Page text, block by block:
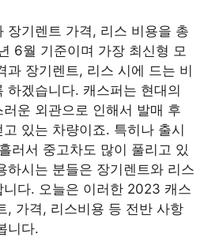
장기렌트 가격, 리스 비용을 총
6월 기준이며 가장 최신형 모
과 장기렌트, 리스 시에 드는 비
하겠습니다. 캐스퍼는 현대의
운 외관으로 인해서 발매 후
있는 차량이죠. 특히나 출시
러서 중고차도 많이 풀리고 있
하시는 분들은 장기렌트와 리스
니다. 오늘은 이러한 2023 캐스
, 가격, 리스비용 등 전반 사항
니다.